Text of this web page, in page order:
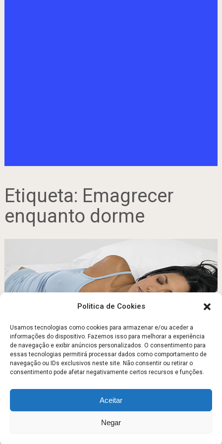
Politica de Cookies
Usamos tecnologias como cookies para armazenar e/ou aceder a
informações do dispositivo. Fazemos isso para melhorar a experiência
de navegação e exibir anúncios personalizados. O consentimento para
essas tecnologias permitirá processar dados como comportamento de
navegação ou IDs exclusivos neste site. Não consentir ou retirar o
consentimento pode afetar negativamente certos recursos e funções.
Aceitar
Negar
Etiqueta: Emagrecer
enquanto dorme
Emagrecer enquanto dorme
Junho 5, 2011
Escola FitnessCopyright © 2026.